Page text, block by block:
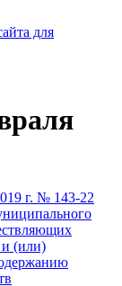
для
г. № 143-22
и (или)